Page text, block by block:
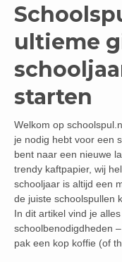
ultieme
starten
Welkom op
je nodig hebt voor een
bent naar een nieuwe
trendy kaftpapier, wij
schooljaar is altijd een
de juiste schoolspullen
In dit artikel vind je
schoolbenodigdheden
pak een kop koffie (of